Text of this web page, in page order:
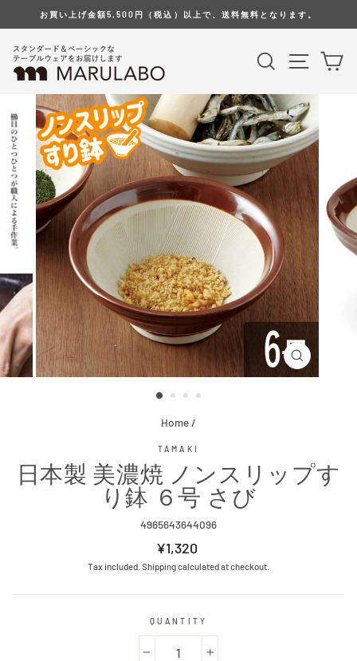
お買い上げ金額5,500円（税込）以上で、送料無料となります。
Search Site
CLOSE
(ESC)
Home /
TAMAKI
日本製 美濃焼 ノンスリップす
り鉢 ６号 さび
4965643644096
Regular
price
¥1,320
Tax included. Shippingcalculated at checkout.
QUANTITY